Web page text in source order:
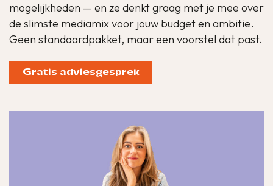
mogelijkheden — en ze denkt graag met je mee over
de slimste mediamix voor jouw budget en ambitie.
Geen standaardpakket, maar een voorstel dat past.
Gratis adviesgesprek